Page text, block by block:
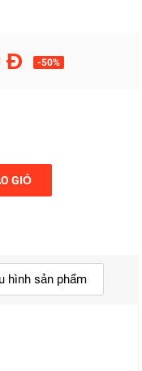
Đ -50%
GIỎ
hình sản phẩm